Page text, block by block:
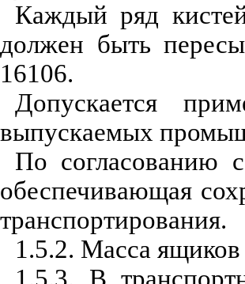
Каждый ряд
должен быть
16106.
Допускается
выпускаемых
По согласованию с
обеспечивающая
транспортирования.
1.5.2. Масса ящиков
1.5.3. В